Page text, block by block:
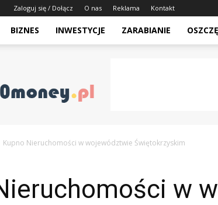
Zaloguj się / Dołącz O nas Reklama Kontakt
BIZNES INWESTYCJE ZARABIANIE
Kupno Nieruchomości w województwie Świętokrzyskim
w